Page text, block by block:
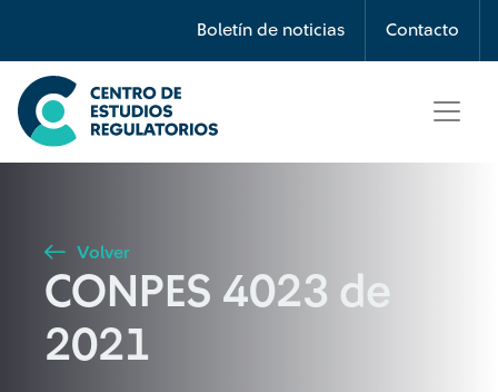
Boletín de noticias Contacto
Búsqueda
Seleccione país
Buscar
Volver
CONPES 4023 de
2021